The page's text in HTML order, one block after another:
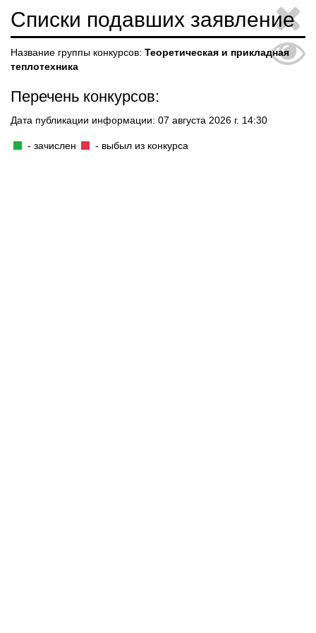
Списки подавших заявление
Название группы конкурсов: Теоретическая и прикладная
теплотехника
Перечень конкурсов:
Дата публикации информации: 07 августа 2026 г. 14:30
- зачислен - выбыл из конкурса